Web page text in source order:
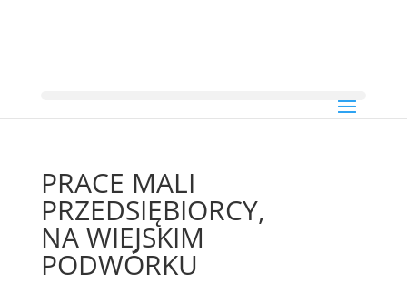
PRACE MALI
PRZEDSIĘBIORCY,
NA WIEJSKIM
PODWÓRKU